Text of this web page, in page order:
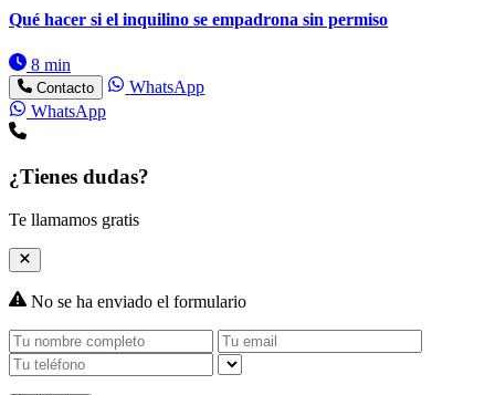
Qué hacer si el inquilino se empadrona sin permiso
8 min
Contacto
WhatsApp
WhatsApp
¿Tienes dudas?
Te llamamos gratis
No se ha enviado el formulario